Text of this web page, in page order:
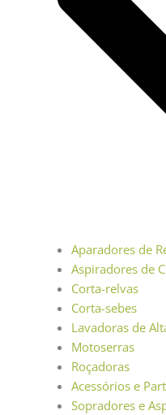
Aparadores de
Aspiradores de
Corta-relvas
Corta-sebes
Lavadoras de
Motoserras
Roçadoras
Acessórios e
Sopradores e